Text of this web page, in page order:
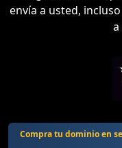
envía a usted,
a
Compra tu dominio en